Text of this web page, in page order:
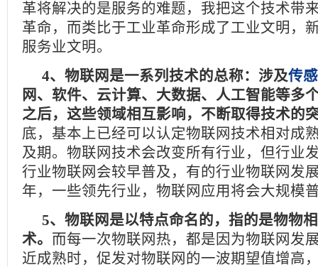
革将解决的是服务的难题，我把这个技术带
革命，而类比于工业革命形成了工业文明，
服务业文明。
4、物联网是一系列技术的总称：涉及传
网、软件、云计算、大数据、人工智能等多
之后，这些领域相互影响，不断取得技术的
底，基本上已经可以认定物联网技术相对成
及期。物联网技术会改变所有行业，但行业
行业物联网会较早普及，有的行业物联网发
年，一些领先行业，物联网应用将会大规模
5、物联网是以特点命名的，指的是物物
术。 而每一次物联网热，都是因为物联网发
近成熟时，促发对物联网的一波期望值增高